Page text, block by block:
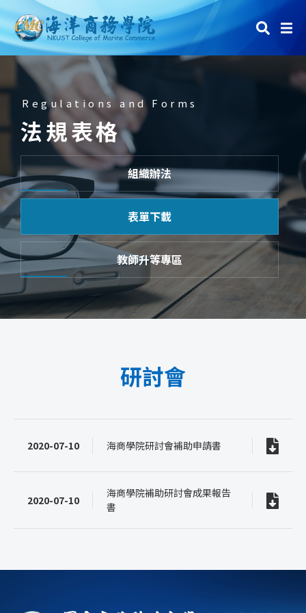
Regulations and Forms
法規表格
組織辦法
表單下載
教師升等專區
研討會
2020-07-10 海商學院研討會補助申請書
2020-07-10
海商學院補助研討會成果報告
書